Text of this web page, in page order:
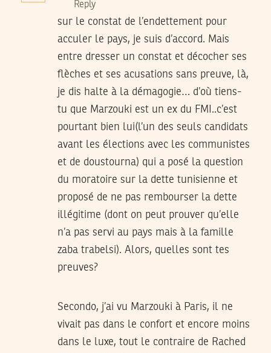
Reply
sur le constat de l’endettement pour
acculer le pays, je suis d’accord. Mais
entre dresser un constat et décocher ses
flèches et ses acusations sans preuve, là,
je dis halte à la démagogie… d’où tiens-
tu que Marzouki est un ex du FMI..c’est
pourtant bien lui(l’un des seuls candidats
avant les élections avec les communistes
et de doustourna) qui a posé la question
du moratoire sur la dette tunisienne et
proposé de ne pas rembourser la dette
illégitime (dont on peut prouver qu’elle
n’a pas servi au pays mais à la famille
zaba trabelsi). Alors, quelles sont tes
preuves?
Secondo, j’ai vu Marzouki à Paris, il ne
vivait pas dans le confort et encore moins
dans le luxe, tout le contraire de Rached